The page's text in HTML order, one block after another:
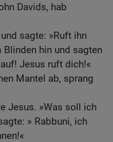
Davids, hab
sagte: »Ruft ihn
Blinden hin und sagten
Jesus ruft dich!«
Mantel ab, sprang
Jesus. »Was soll ich
» Rabbuni, ich